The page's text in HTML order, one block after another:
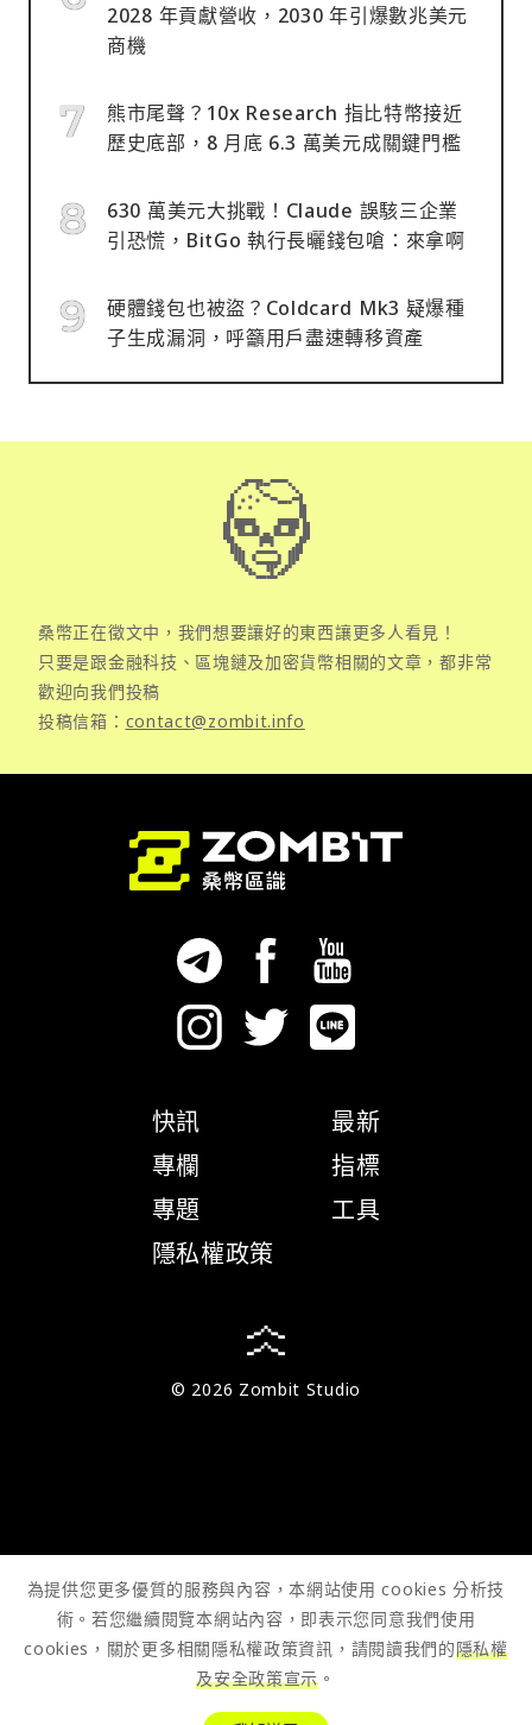
2028 年貢獻營收，2030 年引爆數兆美元
商機
熊市尾聲？10x Research 指比特幣接近
歷史底部，8 月底 6.3 萬美元成關鍵門檻
630 萬美元大挑戰！Claude 誤駭三企業
引恐慌，BitGo 執行長曬錢包嗆：來拿啊
硬體錢包也被盜？Coldcard Mk3 疑爆種
子生成漏洞，呼籲用戶盡速轉移資產
桑幣正在徵文中，我們想要讓好的東西讓更多人看見！
只要是跟金融科技、區塊鏈及加密貨幣相關的文章，都非常
歡迎向我們投稿
投稿信箱： contact@zombit.info
快訊
專欄
專題
隱私權政策
最新
指標
工具
© 2026 Zombit Studio
為提供您更多優質的服務與內容，本網站使用 cookies 分析技
術。若您繼續閱覽本網站內容，即表示您同意我們使用
cookies，關於更多相關隱私權政策資訊，請閱讀我們的隱私權
及安全政策宣示 。